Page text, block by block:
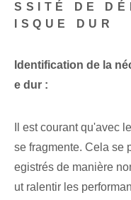
SSITÉ DE
ISQUE DUR
Identification de la
e dur :
Il est courant qu'avec
se fragmente. Cela se
egistrés de manière
ut ralentir les